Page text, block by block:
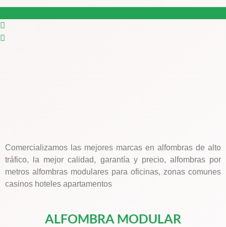
Comercializamos las mejores marcas en alfombras de alto
tráfico, la mejor calidad, garantía y precio, alfombras por
metros alfombras modulares para oficinas, zonas comunes
casinos hoteles apartamentos
ALFOMBRA MODULAR